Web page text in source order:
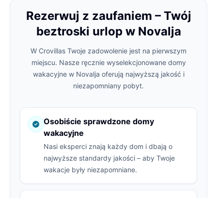
Rezerwuj z zaufaniem – Twój
beztroski urlop w Novalja
W Crovillas Twoje zadowolenie jest na pierwszym
miejscu. Nasze ręcznie wyselekcjonowane domy
wakacyjne w Novalja oferują najwyższą jakość i
niezapomniany pobyt.
Osobiście sprawdzone domy
wakacyjne
Nasi eksperci znają każdy dom i dbają o
najwyższe standardy jakości – aby Twoje
wakacje były niezapomniane.